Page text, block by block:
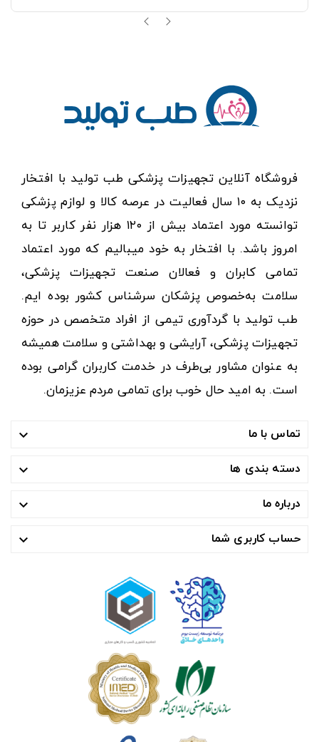
فروشگاه آنلاین تجهیزات پزشکی طب تولید با افتخار
نزدیک به ۱۰ سال فعالیت در عرصه کالا و لوازم پزشکی
توانسته مورد اعتماد بیش از ۱۲۰ هزار نفر کاربر تا به
امروز باشد. با افتخار به خود میبالیم که مورد اعتماد
تمامی کابران و فعالان صنعت تجهیزات پزشکی،
سلامت به‌خصوص پزشکان سرشناس کشور بوده ایم.
طب تولید با گردآوری تیمی از افراد متخصص در حوزه
تجهیزات پزشکی، آرایشی و بهداشتی و سلامت همیشه
به عنوان مشاور بی‌طرف در خدمت کاربران گرامی بوده
است. به امید حال خوب برای تمامی مردم عزیزمان.
تماس با ما 
دسته بندی ها 
درباره ما 
حساب کاربری شما 